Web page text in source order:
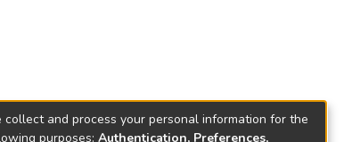
collect and process your personal information for the
purposes: Authentication, Preferences,